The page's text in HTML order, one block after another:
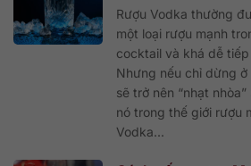
Rượu Vodka thường
một loại rượu mạnh
cocktail và khá dễ
Nhưng nếu chỉ dừng
sẽ trở nên “nhạt
nó trong thế giới rượu
Vodka...